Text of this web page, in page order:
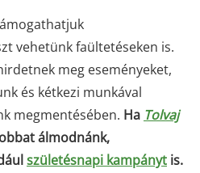
vehetünk faültetéseken is.
meg eseményeket,
és kétkezi munkával
megmentésében. Ha Tolvaj
álmodnánk,
születésnapi kampányt is.